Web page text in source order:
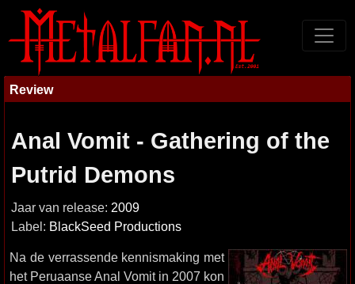
Review
Anal Vomit - Gathering of the
Putrid Demons
Jaar van release: 2009
Label: BlackSeed Productions
Na de verrassende kennismaking met
het Peruaanse Anal Vomit in 2007 kon